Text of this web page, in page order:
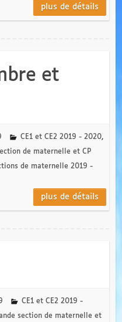
plus de détails
et
CE1 et CE2 2019 - 2020,
de maternelle et CP
de maternelle 2019 -
plus de détails
CE1 et CE2 2019 -
section de maternelle et